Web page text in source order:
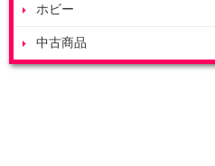
ホビー
中古商品
ートメーカー
て調理すること...